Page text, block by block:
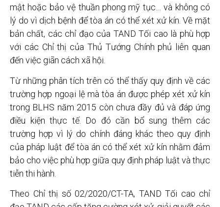
mật hoặc bảo vệ thuần phong mỹ tục… và không có
lý do vì dịch bệnh để tòa án có thể xét xử kín. Về mặt
bản chất, các chỉ đạo của TAND Tối cao là phù hợp
với các Chỉ thị của Thủ Tướng Chính phủ liên quan
đến việc giãn cách xã hội.
Từ những phân tích trên có thể thấy quy định về các
trường hợp ngoại lệ mà tòa án được phép xét xử kín
trong BLHS năm 2015 còn chưa đầy đủ và đáp ứng
điều kiện thực tế. Do đó cần bổ sung thêm các
trường hợp vì lý do chính đáng khác theo quy định
của pháp luật để tòa án có thể xét xử kín nhằm đảm
bảo cho việc phù hợp giữa quy định pháp luật và thực
tiễn thi hành.
Theo Chỉ thị số 02/2020/CT-TA, TAND Tối cao chỉ